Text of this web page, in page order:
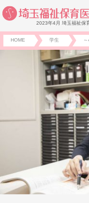
2023年4月 埼玉福祉保
HOME 学生